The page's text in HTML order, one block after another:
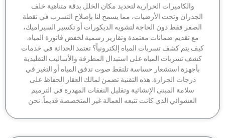
والكاميرات الحرارية لتحديد مكان الخلل بدقة متناهية خلف
وتحت الأرضيات، مما يسمح لنا بإصلاح التسرب في نقطة
فقط دون الحاجة لتشويه الديكورات أو تكسير السيراميك،
مع تقديم ضمانات معتمدة وتقارير رسمية لخفض فاتورة المياه.
يتم كشف تسربات المياه إلكترونياً؟ تعتمد الحداثة في خدمات
تسربات المياه على استبدال المطرقة والأساليب التقليدية
بأجهزة استشعار حساسة تلتقط صوت تدفق المياه أو التغير في
درجات الحرارة. هذه التقنية تضمن لمالك العقار الحفاظ على
سلامة المبنى الإنشائية وتقليل النفقات المهدرة في الترميم
العشوائي الذي كانت تتبعه العمالة غير المتخصصة قديماً. نحن